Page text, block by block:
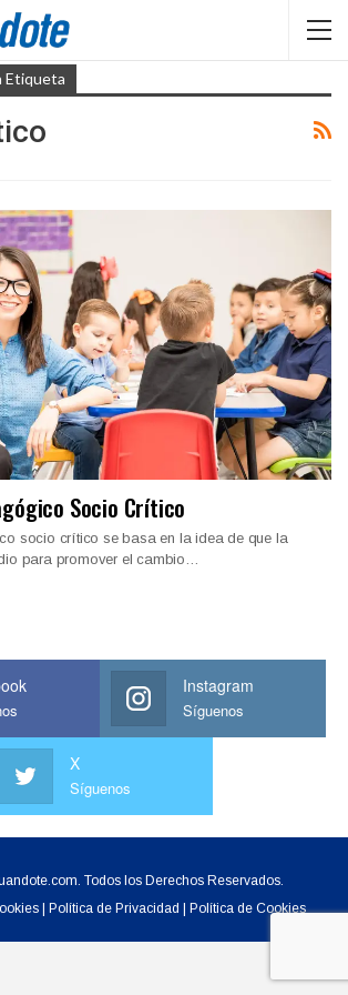
Etiqueta
Socio Crítico
socio crítico se basa en la idea de que la
para promover el cambio…
Instagram
Síguenos
X
Síguenos
Todos los Derechos Reservados.
| Política de Privacidad | Política de Cookies